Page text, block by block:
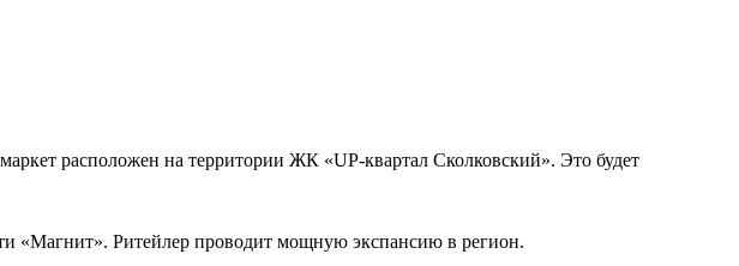
расположен на территории ЖК «UP-квартал Сколковский». Это будет
«Магнит». Ритейлер проводит мощную экспансию в регион.